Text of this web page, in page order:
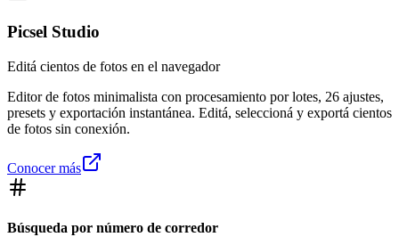
Picsel Studio
Editá cientos de fotos en el navegador
Editor de fotos minimalista con procesamiento por lotes, 26 ajustes,
presets y exportación instantánea. Editá, seleccioná y exportá cientos
de fotos sin conexión.
Conocer más
Búsqueda por número de corredor